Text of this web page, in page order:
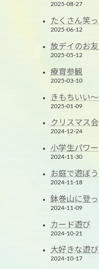
2025-08-27
たくさん笑っ
2025-06-12
放デイのお
2025-05-12
療育参観
2025-03-10
きもちいい～
2025-01-09
クリスマス会
2024-12-24
小学生パワー
2024-11-30
お庭で遊ぼう
2024-11-18
鉢巻山に登
2024-11-09
カード遊び
2024-10-21
大好きな遊び
2024-10-17